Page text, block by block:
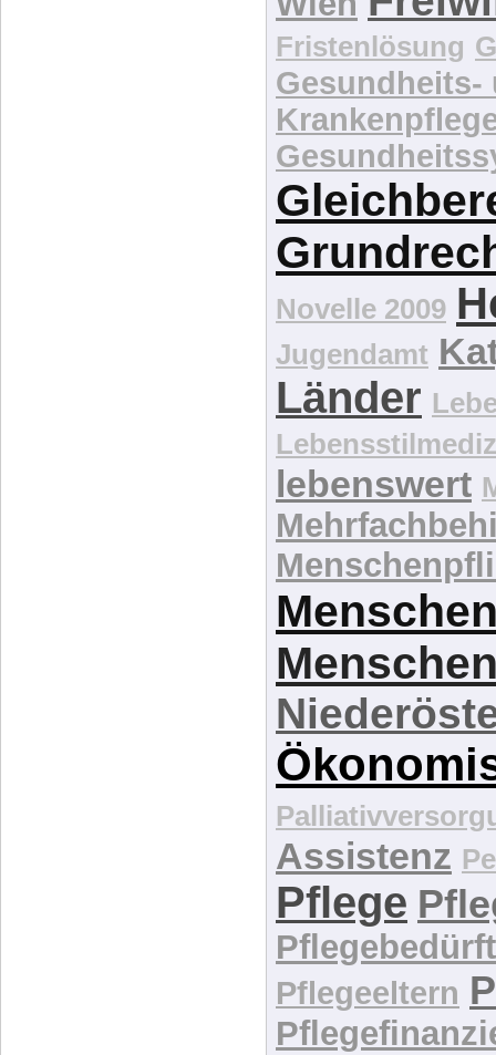
Fristenlösung
Gesundheits-
Novelle 2009
Jugendamt
Länder
lebenswert
Assistenz
Pflege
Pflegeeltern